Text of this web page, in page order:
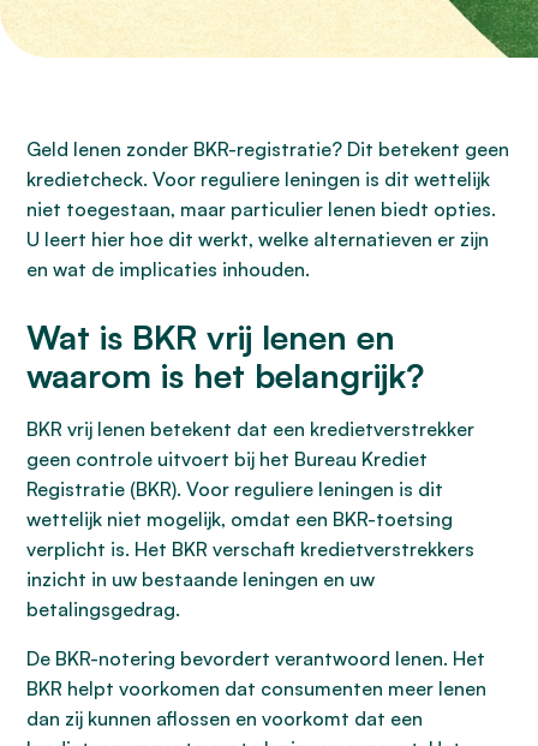
Geld lenen zonder BKR-registratie? Dit betekent geen
kredietcheck. Voor reguliere leningen is dit wettelijk
niet toegestaan, maar particulier lenen biedt opties.
U leert hier hoe dit werkt, welke alternatieven er zijn
en wat de implicaties inhouden.
Wat is BKR vrij lenen en
waarom is het belangrijk?
BKR vrij lenen betekent dat een kredietverstrekker
geen controle uitvoert bij het Bureau Krediet
Registratie (BKR). Voor reguliere leningen is dit
wettelijk niet mogelijk, omdat een BKR-toetsing
verplicht is. Het BKR verschaft kredietverstrekkers
inzicht in uw bestaande leningen en uw
betalingsgedrag.
De BKR-notering bevordert verantwoord lenen. Het
BKR helpt voorkomen dat consumenten meer lenen
dan zij kunnen aflossen en voorkomt dat een